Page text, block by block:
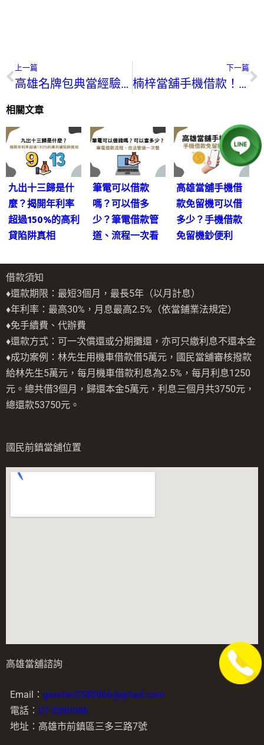
上一篇
高雄名牌包典當經驗分享｜高雄精品典當借款30分鐘撥款
下一篇
楠梓當舖手機借款！楠梓當舖手機借錢急用錢首選
相關文章
九出十三歸是什
麼？揭開年利率
超過150%的高利
貸陷阱真相
筆電可以借款
嗎？可以借多
少？筆電借款管
道、流程一次看
高雄當舖手機借
款免留機可以借
多少？手機借款
免留機鈔便利
借款須知
♦還款期限：最短3個月，最長5年（以月計息）
♦年利率：最高30%，月息最高2.5%（依當鋪業法規定）
♦免手續費、代辦費
♦還款方式：可一次償還或分期攤還，亦可只繳利息不還本金
♦成功案例：林先生用機車借款借5萬元，國民當舖審核撥款
給林先生5萬元，每月機車借款利息為2.5%，每月利息1250
元。總共借3個月，歸還本金5萬元，利息三個月共3750元，
總還款53750元。
國民前鎮當舖位置
高雄當舖諮詢
Email： guomin3380066@gmail.com
電話： 07-3380066
地址：高雄市前鎮區三多三路7號